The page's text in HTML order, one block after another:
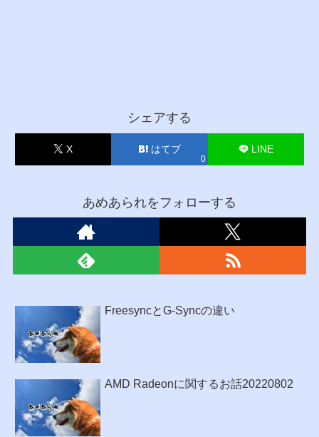
シェアする
X はてブ
0
LINE
あめあられをフォローする
FreesyncとG-Syncの違い
AMD Radeonに関するお話20220802